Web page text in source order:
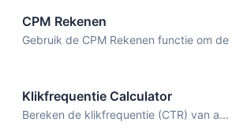
CPM Rekenen
Gebruik de CPM Rekenen functie om de
Klikfrequentie Calculator
Bereken de klikfrequentie (CTR) van a...